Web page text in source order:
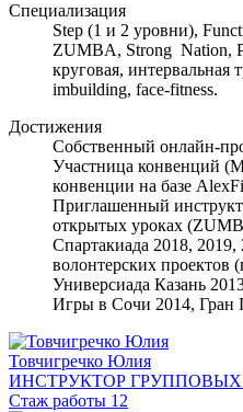
Специализация
Step (1 и 2 уровни),
ZUMBA, Strong Nation,
круговая, интервальная
imbuilding, face-fitness.
Достижения
Собственный онлайн-
Участница конвенций
конвенции на базе
Приглашенный
открытых уроках
Спартакиада 2018,
волонтерских проектов
Универсиада Казань
Игры в Сочи 2014, Гран
Товчигречко Юлия
ИНСТРУКТОР
Стаж работы 12